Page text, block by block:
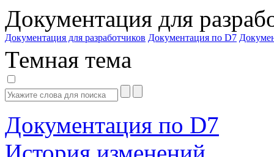
Документация для
Документация для разработчиков Документация по D7
Темная тема
Документация по D7